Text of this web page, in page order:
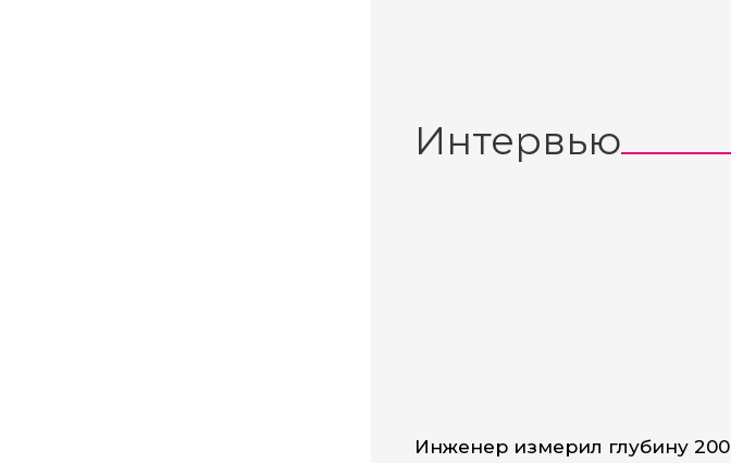
Интервью
Инженер измерил глубину 200